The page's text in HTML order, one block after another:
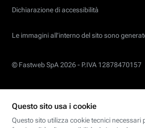
Dichiarazione di accessibilità
Le immagini all’interno del sito sono
© Fastweb SpA 2026 - P.IVA 12878470157